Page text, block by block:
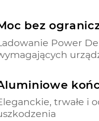
bez
Power
trwałe i